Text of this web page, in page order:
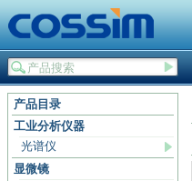
产品目录
工业分析仪器
光谱仪
显微镜